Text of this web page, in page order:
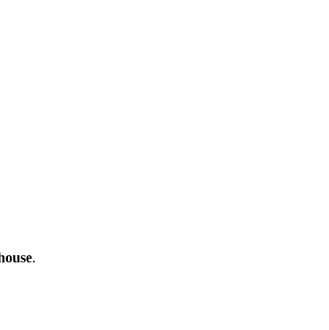
.